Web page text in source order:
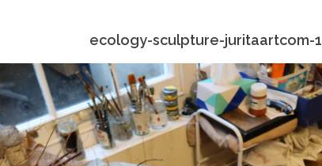
ecology-sculpture-juritaartcom-1